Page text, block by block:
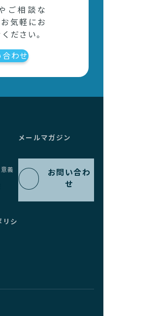
ご相談な
気軽にお
ださい。
わせ
義
シ
メールマガジン
お問い合わ
せ